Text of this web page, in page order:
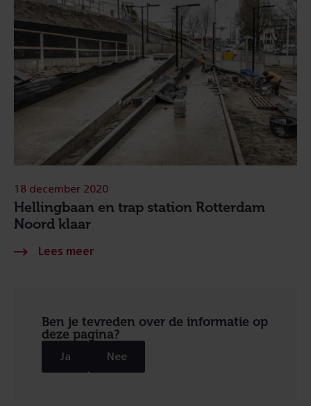
Hellingbaan en trap station Rotterdam
Noord klaar
18 december 2020
Ben je tevreden over de informatie op
deze pagina?
Ja Nee